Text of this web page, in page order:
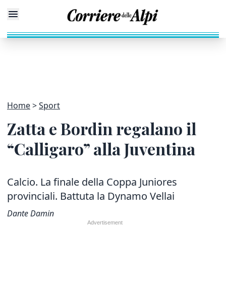
Home Sport
Zatta e Bordin regalano il
“Calligaro” alla Juventina
Calcio. La finale della Coppa Juniores
provinciali. Battuta la Dynamo Vellai
Dante Damin